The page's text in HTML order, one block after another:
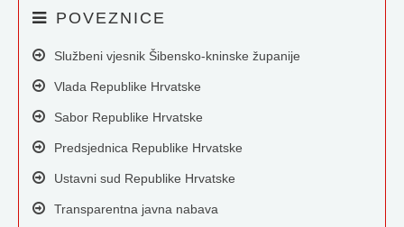
POVEZNICE
Službeni vjesnik Šibensko-kninske županije
Vlada Republike Hrvatske
Sabor Republike Hrvatske
Predsjednica Republike Hrvatske
Ustavni sud Republike Hrvatske
Transparentna javna nabava